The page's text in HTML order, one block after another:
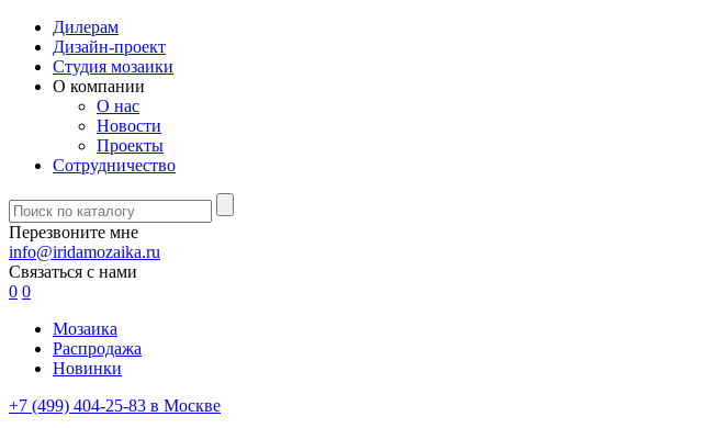
Дилерам
Дизайн-проект
Студия мозаики
О компании
О нас
Новости
Проекты
Сотрудничество
Перезвоните мне
info@iridamozaika.ru
Связаться с нами
0 0
Мозаика
Распродажа
Новинки
+7 (499) 404-25-83 в Москве